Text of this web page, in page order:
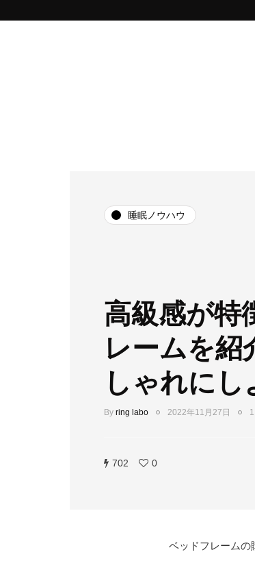
睡眠ノウハウ
高級感が特
レームを紹
しゃれにし
By ring labo 2022年11月27日
702 0
ベッドフレームの